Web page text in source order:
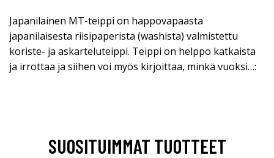
Japanilainen MT-teippi on happovapaasta
japanilaisesta riisipaperista (washista) valmistettu
koriste- ja askarteluteippi. Teippi on helppo katkaista
ja irrottaa ja siihen voi myös kirjoittaa, minkä vuoksi…:
SUOSITUIMMAT TUOTTEET